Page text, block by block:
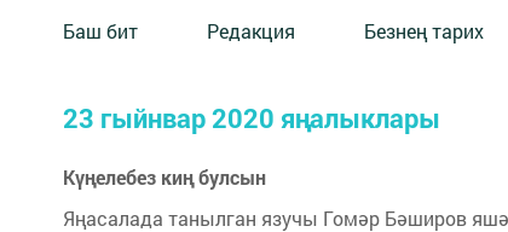
Баш бит Редакция Безнең тарих
23 гыйнвар 2020 яңалыклары
Күңелебез киң булсын
Яңасалада танылган язучы Гомәр Бәширов